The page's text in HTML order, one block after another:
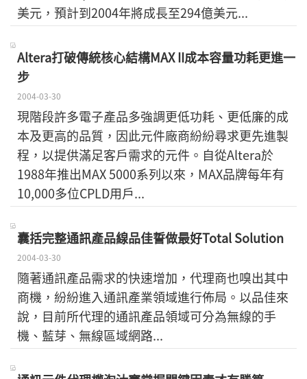
美元，預計到2004年將成長至294億美元...
Altera打破傳統核心結構MAX II成本容量功耗更進一
步
2004-03-30
現階段許多電子產品多強調更低功耗、更低廉的成
本及更高的品質，因此元件廠商紛紛尋求更先進製
程，以提供滿足客戶需求的元件。自從Altera於
1988年推出MAX 5000系列以來，MAX品牌每年有
10,000多位CPLD用戶...
囊括完整通訊產品線品佳誓做最好Total Solution
2004-03-30
隨著通訊產品需求的快速增加，代理商也嗅出其中
商機，紛紛進入通訊產業領域進行佈局。以品佳來
說，目前所代理的通訊產品領域可分為無線的手
機、藍芽、無線區域網路...